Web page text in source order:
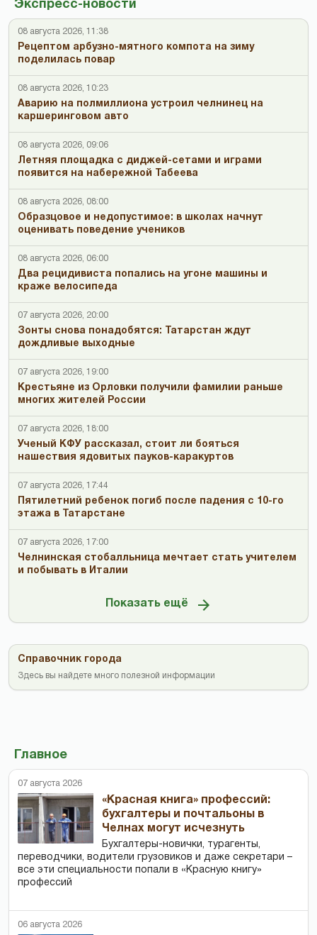
Экспресс-новости
08 августа 2026, 11:38
Рецептом арбузно-мятного компота на зиму
поделилась повар
08 августа 2026, 10:23
Аварию на полмиллиона устроил челнинец на
каршеринговом авто
08 августа 2026, 09:06
Летняя площадка с диджей-сетами и играми
появится на набережной Табеева
08 августа 2026, 08:00
Образцовое и недопустимое: в школах начнут
оценивать поведение учеников
08 августа 2026, 06:00
Два рецидивиста попались на угоне машины и
краже велосипеда
07 августа 2026, 20:00
Зонты снова понадобятся: Татарстан ждут
дождливые выходные
07 августа 2026, 19:00
Крестьяне из Орловки получили фамилии раньше
многих жителей России
07 августа 2026, 18:00
Ученый КФУ рассказал, стоит ли бояться
нашествия ядовитых пауков-каракуртов
07 августа 2026, 17:44
Пятилетний ребенок погиб после падения с 10-го
этажа в Татарстане
07 августа 2026, 17:00
Челнинская стобалльница мечтает стать учителем
и побывать в Италии
Показать ещё
Справочник города
Здесь вы найдете много полезной информации
Главное
07 августа 2026
«Красная книга» профессий:
бухгалтеры и почтальоны в
Челнах могут исчезнуть
Бухгалтеры-новички, тур­агенты,
переводчики, водители грузовиков и даже секретари –
все эти специальности попали в «Красную книгу»
профессий
06 августа 2026